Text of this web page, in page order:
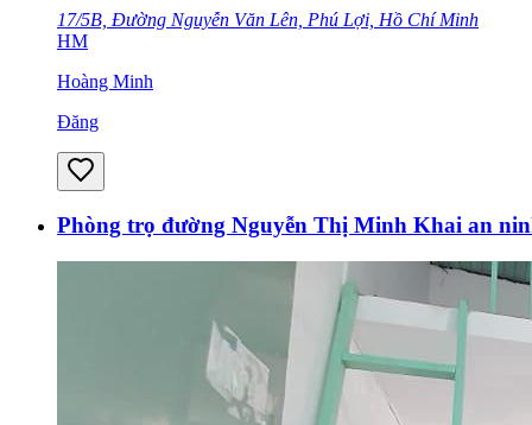
17/5B, Đường Nguyễn Văn Lên, Phú Lợi, Hồ Chí Minh
HM
Hoàng Minh
Đăng
Phòng trọ đường Nguyễn Thị Minh Khai an